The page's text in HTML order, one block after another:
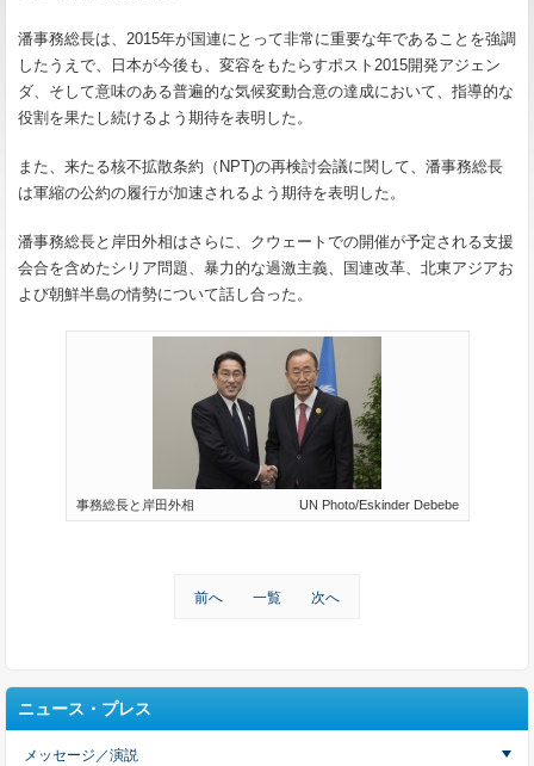
潘事務総長は、2015年が国連にとって非常に重要な年であることを強調
したうえで、日本が今後も、変容をもたらすポスト2015開発アジェン
ダ、そして意味のある普遍的な気候変動合意の達成において、指導的な
役割を果たし続けるよう期待を表明した。
また、来たる核不拡散条約（NPT)の再検討会議に関して、潘事務総長
は軍縮の公約の履行が加速されるよう期待を表明した。
潘事務総長と岸田外相はさらに、クウェートでの開催が予定される支援
会合を含めたシリア問題、暴力的な過激主義、国連改革、北東アジアお
よび朝鮮半島の情勢について話し合った。
事務総長と岸田外相 UN Photo/Eskinder Debebe
前へ 一覧 次へ
ニュース・プレス
メッセージ／演説